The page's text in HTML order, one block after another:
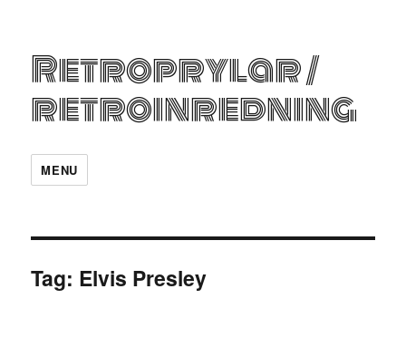
Retroprylar /
retroinredning
MENU
Tag: Elvis Presley